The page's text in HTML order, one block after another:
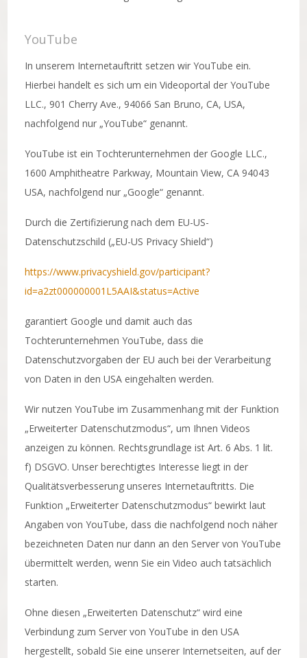
YouTube
In unserem Internetauftritt setzen wir YouTube ein.
Hierbei handelt es sich um ein Videoportal der YouTube
LLC., 901 Cherry Ave., 94066 San Bruno, CA, USA,
nachfolgend nur „YouTube“ genannt.
YouTube ist ein Tochterunternehmen der Google LLC.,
1600 Amphitheatre Parkway, Mountain View, CA 94043
USA, nachfolgend nur „Google“ genannt.
Durch die Zertifizierung nach dem EU-US-
Datenschutzschild („EU-US Privacy Shield“)
https://www.privacyshield.gov/participant?
id=a2zt000000001L5AAI&status=Active
garantiert Google und damit auch das
Tochterunternehmen YouTube, dass die
Datenschutzvorgaben der EU auch bei der Verarbeitung
von Daten in den USA eingehalten werden.
Wir nutzen YouTube im Zusammenhang mit der Funktion
„Erweiterter Datenschutzmodus“, um Ihnen Videos
anzeigen zu können. Rechtsgrundlage ist Art. 6 Abs. 1 lit.
f) DSGVO. Unser berechtigtes Interesse liegt in der
Qualitätsverbesserung unseres Internetauftritts. Die
Funktion „Erweiterter Datenschutzmodus“ bewirkt laut
Angaben von YouTube, dass die nachfolgend noch näher
bezeichneten Daten nur dann an den Server von YouTube
übermittelt werden, wenn Sie ein Video auch tatsächlich
starten.
Ohne diesen „Erweiterten Datenschutz“ wird eine
Verbindung zum Server von YouTube in den USA
hergestellt, sobald Sie eine unserer Internetseiten, auf der